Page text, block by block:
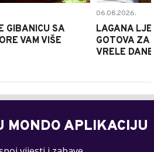
GIBANICU SA
VAM VIŠE
06.08.2026.
LAGANA
GOTOVA ZA
VRELE DANE
MONDO APLIKACIJU